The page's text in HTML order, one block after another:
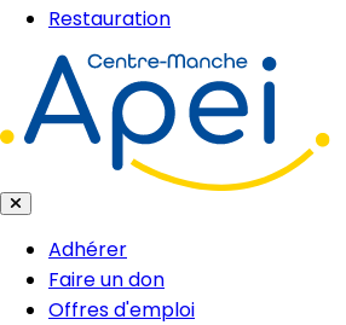
Restauration
Adhérer
Faire un don
Offres d'emploi